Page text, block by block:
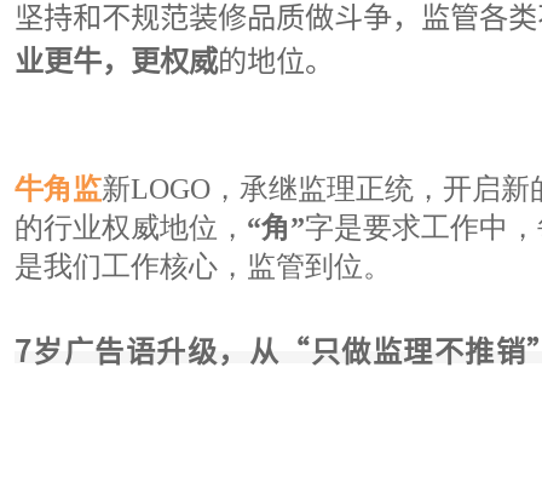
坚持和不规范装修品质做斗争，监管各
业更牛，更权威的地位。
牛角监新LOGO，承继监理正统，开启
的行业权威地位， “角”字是要求工作中
是我们工作核心，监管到位。
7岁广告语升级，从“只做监理不推